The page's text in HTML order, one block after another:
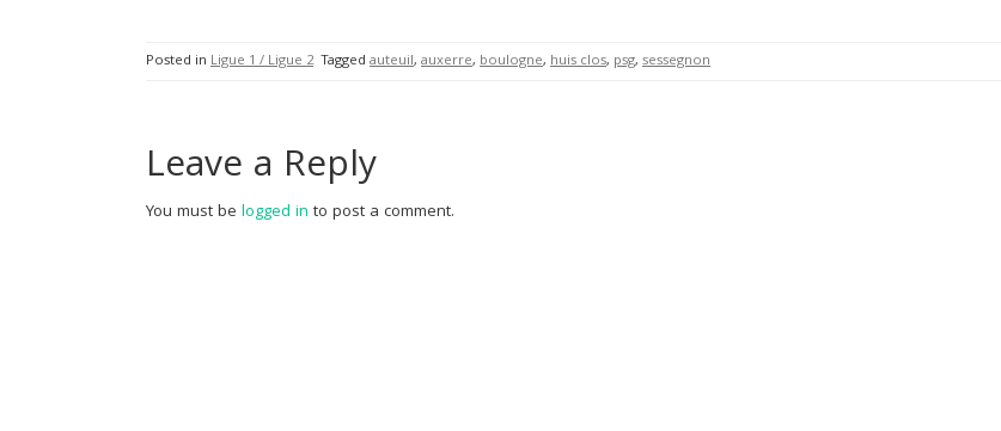
Posted in Ligue 1 / Ligue 2 Tagged auteuil, auxerre, boulogne, huis clos, psg, sessegnon
Leave a Reply
You must be logged in to post a comment.